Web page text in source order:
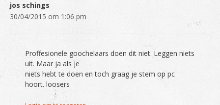
jos schings
30/04/2015 om 1:06 pm
Proffesionele goochelaars doen dit niet. Leggen niets
uit. Maar ja als je
niets hebt te doen en toch graag je stem op pc
hoort. loosers